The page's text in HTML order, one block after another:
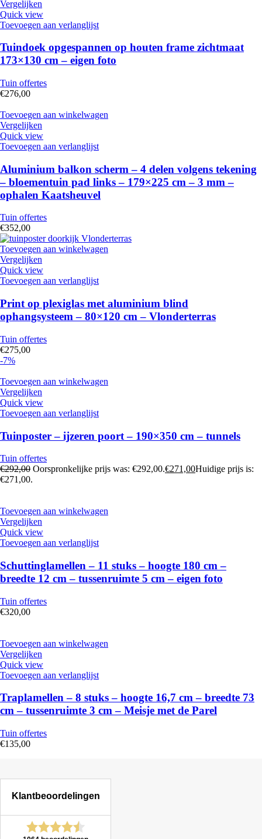
Vergelijken
Quick view
Toevoegen aan verlanglijst
Tuindoek opgespannen op houten frame zichtmaat
173×130 cm – eigen foto
Tuin offertes
€276,00
Toevoegen aan winkelwagen
Vergelijken
Quick view
Toevoegen aan verlanglijst
Aluminium balkon scherm – 4 delen volgens tekening
– bloementuin pad links – 179×225 cm – 3 mm –
ophalen Kaatsheuvel
Tuin offertes
€352,00
Toevoegen aan winkelwagen
Vergelijken
Quick view
Toevoegen aan verlanglijst
Print op plexiglas met aluminium blind
ophangsysteem – 80×120 cm – Vlonderterras
Tuin offertes
€275,00
-7%
Toevoegen aan winkelwagen
Vergelijken
Quick view
Toevoegen aan verlanglijst
Tuinposter – ijzeren poort – 190×350 cm – tunnels
Tuin offertes
€292,00 Oorspronkelijke prijs was: €292,00.€271,00Huidige prijs is:
€271,00.
Toevoegen aan winkelwagen
Vergelijken
Quick view
Toevoegen aan verlanglijst
Schuttinglamellen – 11 stuks – hoogte 180 cm –
breedte 12 cm – tussenruimte 5 cm – eigen foto
Tuin offertes
€320,00
Toevoegen aan winkelwagen
Vergelijken
Quick view
Toevoegen aan verlanglijst
Traplamellen – 8 stuks – hoogte 16,7 cm – breedte 73
cm – tussenruimte 3 cm – Meisje met de Parel
Tuin offertes
€135,00